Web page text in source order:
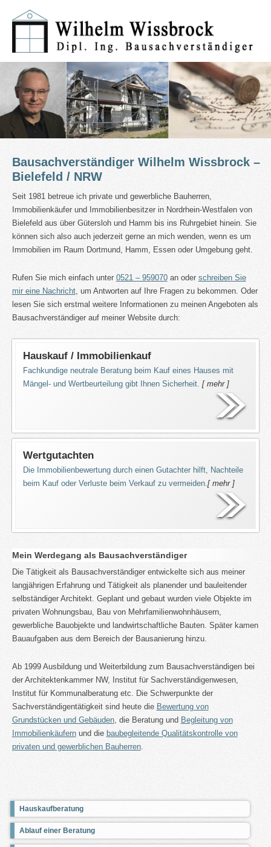
Bausachverständiger Wilhelm Wissbrock –
Bielefeld / NRW
Seit 1981 betreue ich private und gewerbliche Bauherren,
Immobilienkäufer und Immobilienbesitzer in Nordrhein-Westfalen von
Bielefeld aus über Gütersloh und Hamm bis ins Ruhrgebiet hinein. Sie
können sich also auch jederzeit gerne an mich wenden, wenn es um
Immobilien im Raum Dortmund, Hamm, Essen oder Umgebung geht.
Rufen Sie mich einfach unter 0521 – 959070an oder schreiben Sie
mir eine Nachricht, um Antworten auf Ihre Fragen zu bekommen. Oder
lesen Sie sich erstmal weitere Informationen zu meinen Angeboten als
Bausachverständiger auf meiner Website durch:
Hauskauf / Immobilienkauf
Fachkundige neutrale Beratung beim Kauf eines Hauses mit
Mängel- und Wertbeurteilung gibt Ihnen Sicherheit. [ mehr ]
Wertgutachten
Die Immobilienbewertung durch einen Gutachter hilft, Nachteile
beim Kauf oder Verluste beim Verkauf zu vermeiden.[ mehr ]
Mein Werdegang als Bausachverständiger
Die Tätigkeit als Bausachverständiger entwickelte sich aus meiner
langjährigen Erfahrung und Tätigkeit als planender und bauleitender
selbständiger Architekt. Geplant und gebaut wurden viele Objekte im
privaten Wohnungsbau, Bau von Mehrfamilienwohnhäusern,
gewerbliche Bauobjekte und landwirtschaftliche Bauten. Später kamen
Bauaufgaben aus dem Bereich der Bausanierung hinzu.
Ab 1999 Ausbildung und Weiterbildung zum Bausachverständigen bei
der Architektenkammer NW, Institut für Sachverständigenwesen,
Institut für Kommunalberatung etc. Die Schwerpunkte der
Sachverständigentätigkeit sind heute die Bewertung von
Grundstücken und Gebäuden, die Beratung und Begleitung von
Immobilienkäufernund die baubegleitende Qualitätskontrolle von
privaten und gewerblichen Bauherren.
Hauskaufberatung
Ablauf einer Beratung